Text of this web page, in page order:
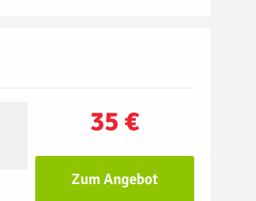
35 €
Zum Angebot